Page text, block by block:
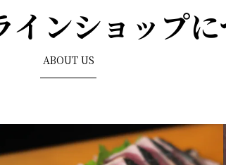
インショップ
ABOUT US